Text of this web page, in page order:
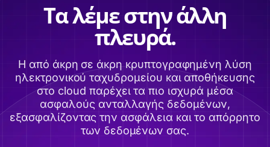
Τα λέμε στην άλλη
πλευρά.
Η από άκρη σε άκρη κρυπτογραφημένη λύση
ηλεκτρονικού ταχυδρομείου και αποθήκευσης
στο cloud παρέχει τα πιο ισχυρά μέσα
ασφαλούς ανταλλαγής δεδομένων,
εξασφαλίζοντας την ασφάλεια και το απόρρητο
των δεδομένων σας.